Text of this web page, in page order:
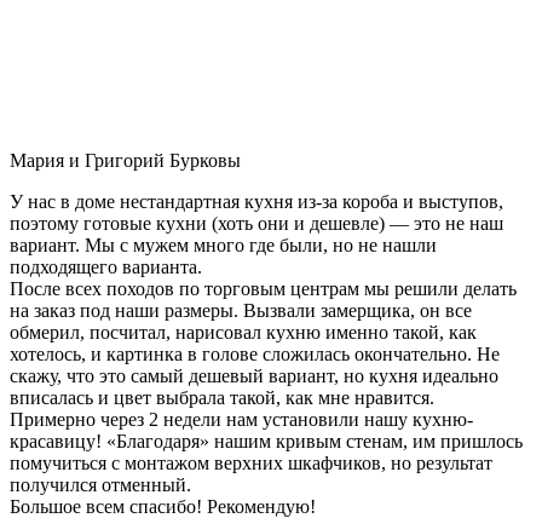
Мария и Григорий Бурковы
У нас в доме нестандартная кухня из-за короба и выступов,
поэтому готовые кухни (хоть они и дешевле) — это не наш
вариант. Мы с мужем много где были, но не нашли
подходящего варианта.
После всех походов по торговым центрам мы решили делать
на заказ под наши размеры. Вызвали замерщика, он все
обмерил, посчитал, нарисовал кухню именно такой, как
хотелось, и картинка в голове сложилась окончательно. Не
скажу, что это самый дешевый вариант, но кухня идеально
вписалась и цвет выбрала такой, как мне нравится.
Примерно через 2 недели нам установили нашу кухню-
красавицу! «Благодаря» нашим кривым стенам, им пришлось
помучиться с монтажом верхних шкафчиков, но результат
получился отменный.
Большое всем спасибо! Рекомендую!